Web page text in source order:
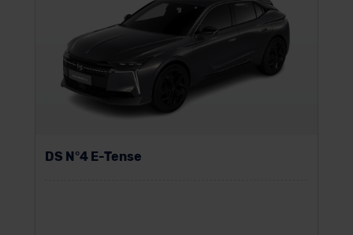
DS N°4 E-Tense